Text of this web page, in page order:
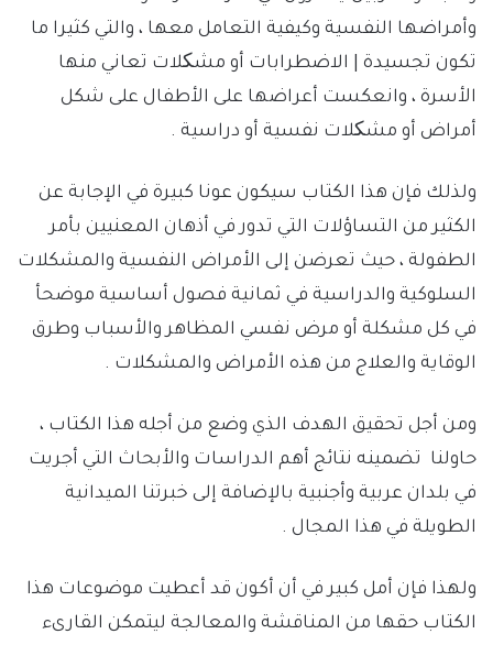
وأمراضها النفسية وكيفية التعامل معها ، والتي كثيرا ما
تكون تجسيدة | الاضطرابات أو مشکلات تعاني منها
الأسرة ، وانعكست أعراضها على الأطفال على شكل
أمراض أو مشکلات نفسية أو دراسية .
ولذلك فإن هذا الكتاب سيكون عونا كبيرة في الإجابة عن
الكثير من التساؤلات التي تدور في أذهان المعنيين بأمر
الطفولة ، حيث تعرضن إلى الأمراض النفسية والمشكلات
السلوكية والدراسية في ثمانية فصول أساسية موضحأ
في كل مشكلة أو مرض نفسي المظاهر والأسباب وطرق
الوقاية والعلاج من هذه الأمراض والمشكلات .
ومن أجل تحقيق الهدف الذي وضع من أجله هذا الكتاب ،
حاولنا تضمينه نتائج أهم الدراسات والأبحاث التي أجريت
في بلدان عربية وأجنبية بالإضافة إلى خبرتنا الميدانية
الطويلة في هذا المجال .
ولهذا فإن أمل كبير في أن أكون قد أعطيت موضوعات هذا
الكتاب حقها من المناقشة والمعالجة ليتمكن القارىء